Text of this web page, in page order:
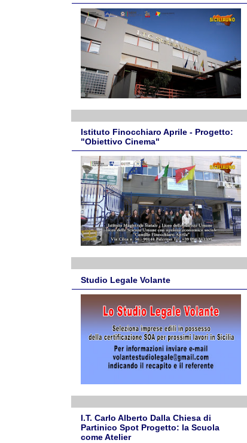
Istituto Finocchiaro Aprile - Progetto:
"Obiettivo Cinema"
Studio Legale Volante
I.T. Carlo Alberto Dalla Chiesa di
Partinico Spot Progetto: la Scuola
come Atelier